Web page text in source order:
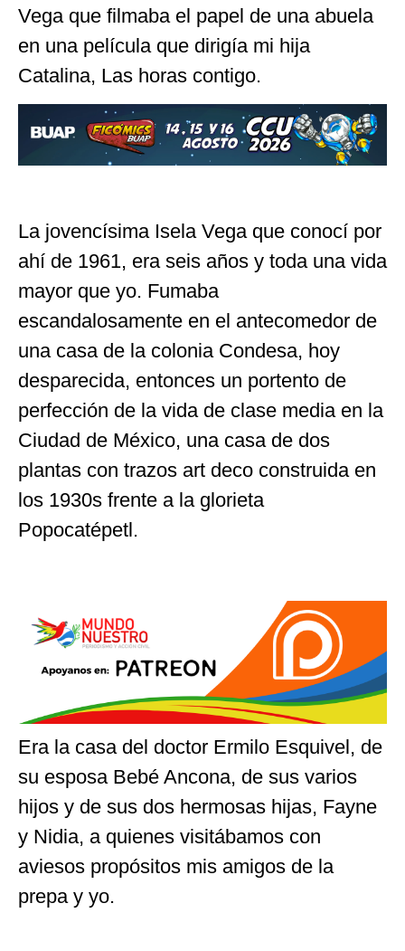
Vega que filmaba el papel de una abuela
en una película que dirigía mi hija
Catalina, Las horas contigo.
La jovencísima Isela Vega que conocí por
ahí de 1961, era seis años y toda una vida
mayor que yo. Fumaba
escandalosamente en el antecomedor de
una casa de la colonia Condesa, hoy
desparecida, entonces un portento de
perfección de la vida de clase media en la
Ciudad de México, una casa de dos
plantas con trazos art deco construida en
los 1930s frente a la glorieta
Popocatépetl.
Era la casa del doctor Ermilo Esquivel, de
su esposa Bebé Ancona, de sus varios
hijos y de sus dos hermosas hijas, Fayne
y Nidia, a quienes visitábamos con
aviesos propósitos mis amigos de la
prepa y yo.